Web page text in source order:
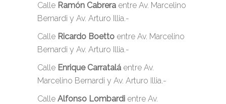
Calle Ramón Cabrera entre Av. Marcelino
Bernardi y Av. Arturo Illia.-
Calle Ricardo Boetto entre Av. Marcelino
Bernardi y Av. Arturo Illia.-
Calle Enrique Carratalá entre Av.
Marcelino Bernardi y Av. Arturo Illia.-
Calle Alfonso Lombardi entre Av.